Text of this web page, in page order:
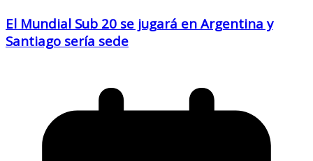
El Mundial Sub 20 se jugará en Argentina y
Santiago sería sede